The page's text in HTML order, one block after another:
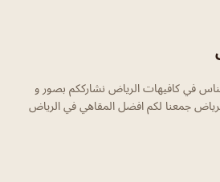
في كافيهات الرياض نشارككم بصور و
جمعنا لكم افضل المقاهي في الرياض